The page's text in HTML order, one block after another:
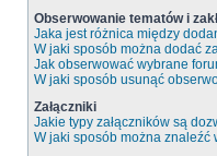
Obserwowanie tematów i
Jaka jest różnica między
W jaki sposób można dodać
Jak obserwować wybrane
W jaki sposób usunąć
Załączniki
Jakie typy załączników są
W jaki sposób można znaleźć